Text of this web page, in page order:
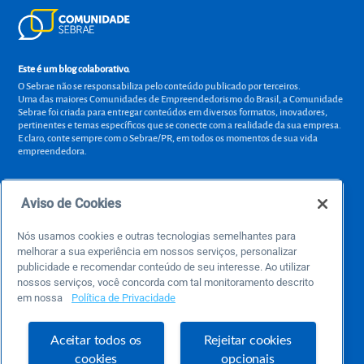
Este é um blog colaborativo.
O Sebrae não se responsabiliza pelo conteúdo publicado por terceiros.
Uma das maiores Comunidades de Empreendedorismo do Brasil, a Comunidade
Sebrae foi criada para entregar conteúdos em diversos formatos, inovadores,
pertinentes e temas específicos que se conecte com a realidade da sua empresa.
E claro, conte sempre com o Sebrae/PR, em todos os momentos de sua vida
empreendedora.
atendimentosebraepr@pr.sebrae.com.br
Central de Relacionamento 0800 570 0800
de segunda a sexta das 8h às 20h e pelos canais digitais até 00h
Sobre o Sebrae
Aviso de Cookies
Nós usamos cookies e outras tecnologias semelhantes para
melhorar a sua experiência em nossos serviços, personalizar
publicidade e recomendar conteúdo de seu interesse. Ao utilizar
nossos serviços, você concorda com tal monitoramento descrito
em nossa
Política de Privacidade
Aceitar todos os
cookies
Rejeitar cookies
opcionais